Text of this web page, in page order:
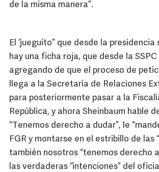
de la misma manera”.
El ‘jueguito” que desde la
hay una ficha roja, que desde la SSPC
agregando de que el proceso de
llega a la Secretaría de Relaciones
para posteriormente pasar a la
República, y ahora Sheinbaum hable
“Tenemos derecho a dudar”, le
FGR y montarse en el estribillo de las
también nosotros “tenemos derecho
las verdaderas “intenciones” del